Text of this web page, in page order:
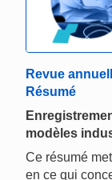
Revue
Résumé
modèles
Ce résumé
en ce qui